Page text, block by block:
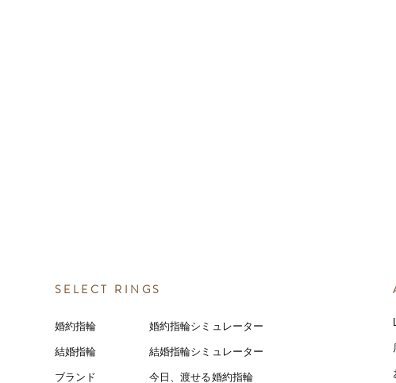
SELECT RINGS
婚約指輪
結婚指輪
ブランド
婚約指輪シミュレーター
結婚指輪シミ ュ レーター
今日、渡せる婚約指輪